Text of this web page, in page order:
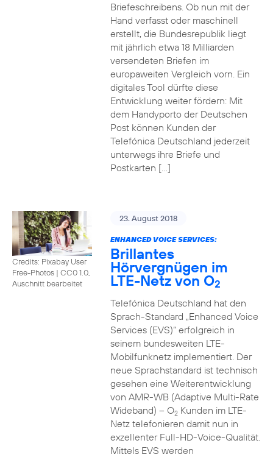
Briefeschreibens. Ob nun mit der
Hand verfasst oder maschinell
erstellt, die Bundesrepublik liegt
mit jährlich etwa 18 Milliarden
versendeten Briefen im
europaweiten Vergleich vorn. Ein
digitales Tool dürfte diese
Entwicklung weiter fördern: Mit
dem Handyporto der Deutschen
Post können Kunden der
Telefónica Deutschland jederzeit
unterwegs ihre Briefe und
Postkarten […]
Credits: Pixabay User
Free-Photos | CC0 1.0,
Auschnitt bearbeitet
23. August 2018
ENHANCED VOICE SERVICES:
Brillantes
Hörvergnügen im
LTE-Netz von O2
Telefónica Deutschland hat den
Sprach-Standard „Enhanced Voice
Services (EVS)“ erfolgreich in
seinem bundesweiten LTE-
Mobilfunknetz implementiert. Der
neue Sprachstandard ist technisch
gesehen eine Weiterentwicklung
von AMR-WB (Adaptive Multi-Rate
Wideband) – O2Kunden im LTE-
Netz telefonieren damit nun in
exzellenter Full-HD-Voice-Qualität.
Mittels EVS werden